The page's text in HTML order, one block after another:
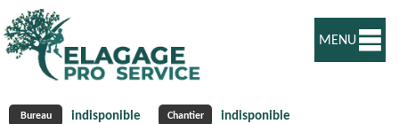
Bureau indisponible Chantier indisponible
MENU